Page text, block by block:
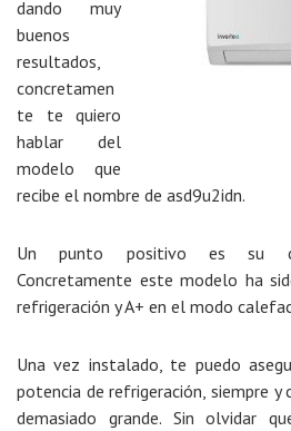
dando muy
buenos
resultados,
concretamen
te te quiero
hablar del
modelo que
recibe el nombre de asd9u2idn.
Un punto positivo es su
Concretamente este modelo ha
refrigeración y A+ en el modo
Una vez instalado, te puedo
potencia de refrigeración, siempre y
demasiado grande. Sin olvidar